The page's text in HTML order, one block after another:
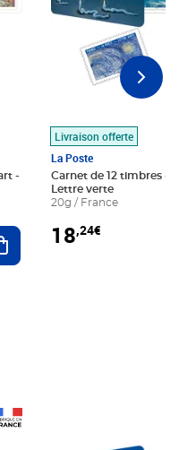
-
Ajouter au panier
Livraison offerte
La Poste
Carnet de 12 timbres - Le
Lettre verte
20g / France
18,24€